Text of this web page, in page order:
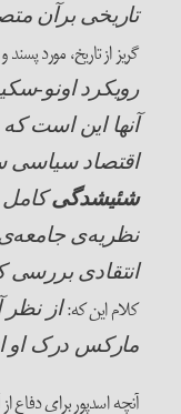
تاریخی برآن
گریز از تاریخ، مورد
رویکرد اونو-
آنها این است
اقتصاد سیاسی
شئی­شدگیکامل
نظریه‌ی جامعه‌ی
انتقادی بررسی
کلام این که:از
مارکس درک او